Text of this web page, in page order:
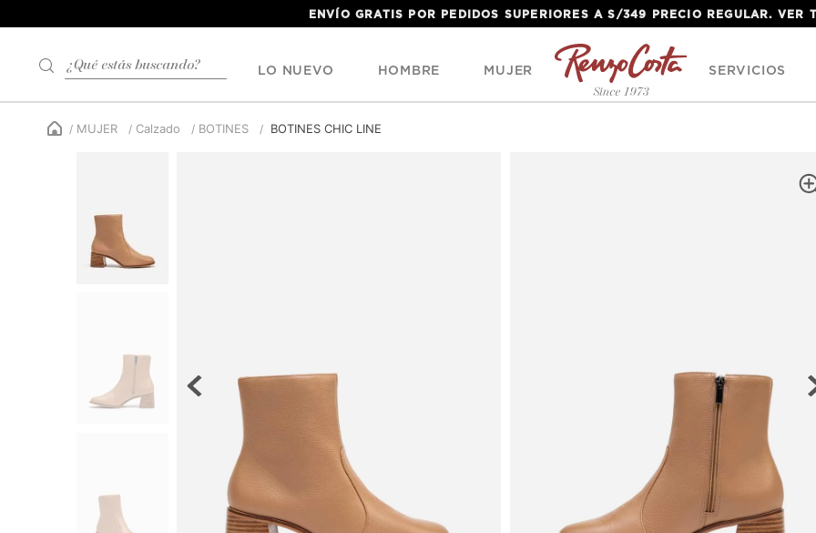
ENVÍO GRATIS POR PEDIDOS SUPERIORES A S/349 PRECIO REGULAR. VER
LO NUEVO HOMBRE MUJER SERVICIOS
MUJER Calzado BOTINES BOTINES CHIC LINE